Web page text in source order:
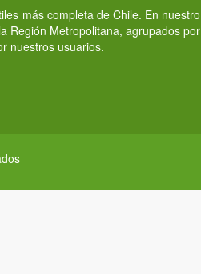
más completa de Chile. En nuestro
Región Metropolitana, agrupados por
nuestros usuarios.